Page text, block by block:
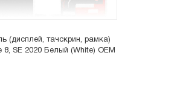
(дисплей, тачскрин, рамка)
8, SE 2020 Белый (White) OEM